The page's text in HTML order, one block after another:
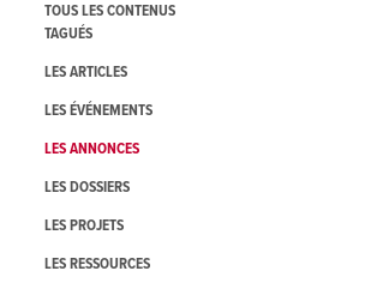
TOUS LES CONTENUS
TAGUÉS
LES ARTICLES
LES ÉVÉNEMENTS
LES ANNONCES
LES DOSSIERS
LES PROJETS
LES RESSOURCES